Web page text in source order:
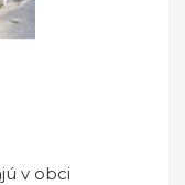
v obci